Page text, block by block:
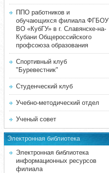
ППО работников и
обучающихся филиала ФГБОУ
ВО «КубГУ» в г. Славянске-на-
Кубани Общероссийского
профсоюза образования
Спортивный клуб
"Буревестник"
Студенческий клуб
Учебно-методический отдел
Ученый совет
Электронная библиотека
Электронная библиотека
информационных ресурсов
филиала